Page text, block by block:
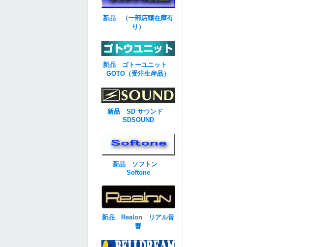
新品 （一部店頭在庫有
り）
新品 ゴトーユニット
GOTO（受注生産品）
新品 SD サウンド
SDSOUND
新品 ソフトン
Softone
新品 Realon リアル音
響